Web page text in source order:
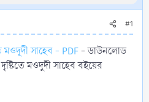
#1
সাহেব - PDF- ডাউনলোড
মওদুদী সাহেব বইয়ের